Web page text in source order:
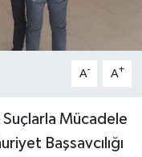
A- A+
Mücadele
Başsavcılığı